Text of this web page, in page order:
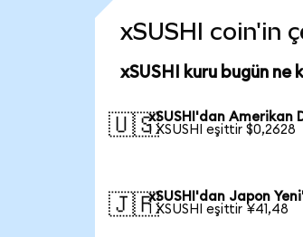
xSUSHI coin'in
xSUSHI kuru bugün ne
🇺🇸xSUSHI'dan Amerikan
1 XSUSHI eşittir $0,2628
🇯🇵xSUSHI'dan Japon
1 XSUSHI eşittir ¥41,48